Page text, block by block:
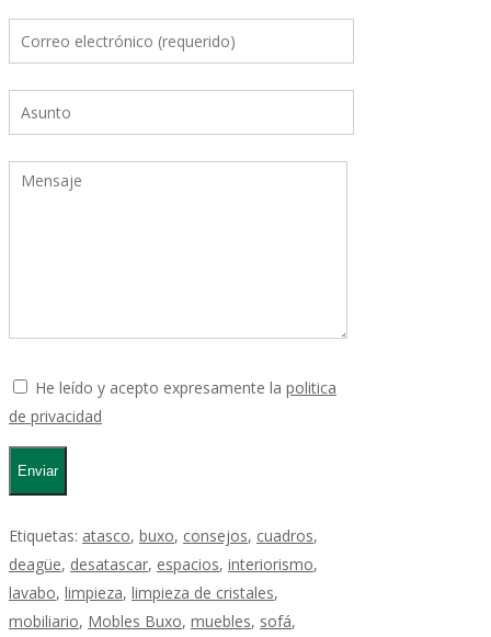
He leído y acepto expresamente la politica
de privacidad
Etiquetas: atasco, buxo, consejos, cuadros,
deagüe, desatascar, espacios, interiorismo,
lavabo, limpieza, limpieza de cristales,
mobiliario, Mobles Buxo, muebles, sofá,